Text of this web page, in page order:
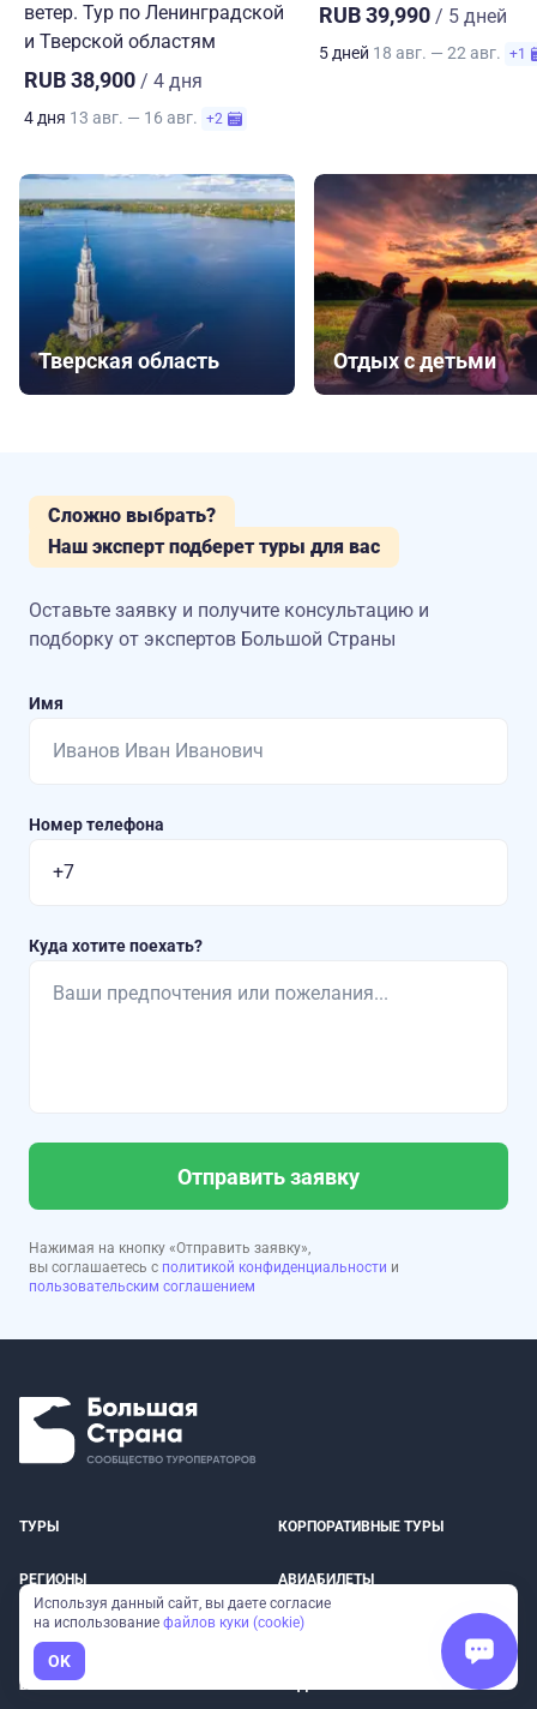
ветер. Тур по Ленинградской
и Тверской областям
RUB 38,900 / 4 дня
4 дня 13 авг. — 16 авг. +2
RUB 39,990 / 5 дней
5 дней 18 авг. — 22 авг. +1
Тверская область Отдых с детьми
Сложно выбрать?
Наш эксперт подберет туры для вас
Оставьте заявку и получите консультацию и
подборку от экспертов Большой Страны
Имя
Номер телефона
Куда хотите поехать?
Отправить заявку
Нажимая на кнопку «Отправить заявку»,
вы соглашаетесь с политикой конфиденциальности и
пользовательским соглашением
ТУРЫ КОРПОРАТИВНЫЕ ТУРЫ
РЕГИОНЫ АВИАБИЛЕТЫ
О НАС ПАРТНЕРСКАЯ ПРОГРАММА
БЛОГ ПОДАРОЧНЫЕ СЕРТИФИКАТЫ
Используя данный сайт, вы даете согласие
на использование файлов куки (cookie)
OK